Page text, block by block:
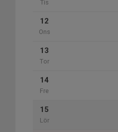
Tis
12
Ons
13
Tor
14
Fre
15
Lör